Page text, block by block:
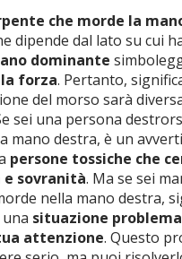
che morde la
dipende dal lato su cui
dominante
forza. Pertanto,
del morso sarà
sei una persona
mano destra, è un
persone tossiche che
sovranità. Ma se sei
nella mano destra,
situazione
attenzione. Questo